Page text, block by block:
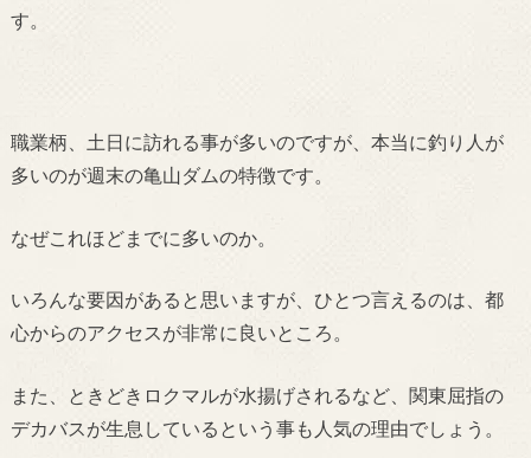
す。
職業柄、土日に訪れる事が多いのですが、本当に釣り人が
多いのが週末の亀山ダムの特徴です。
なぜこれほどまでに多いのか。
いろんな要因があると思いますが、ひとつ言えるのは、 都
心からのアクセスが非常に良いところ。
また、ときどきロクマルが水揚げされるなど、関東屈指の
デカバスが生息しているという事も人気の理由でしょう。